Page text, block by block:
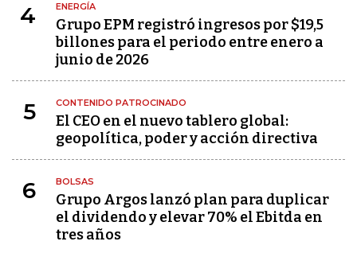
4 ENERGÍA
Grupo EPM registró ingresos por $19,5
billones para el periodo entre enero a
junio de 2026
5 CONTENIDO PATROCINADO
El CEO en el nuevo tablero global:
geopolítica, poder y acción directiva
6 BOLSAS
Grupo Argos lanzó plan para duplicar
el dividendo y elevar 70% el Ebitda en
tres años